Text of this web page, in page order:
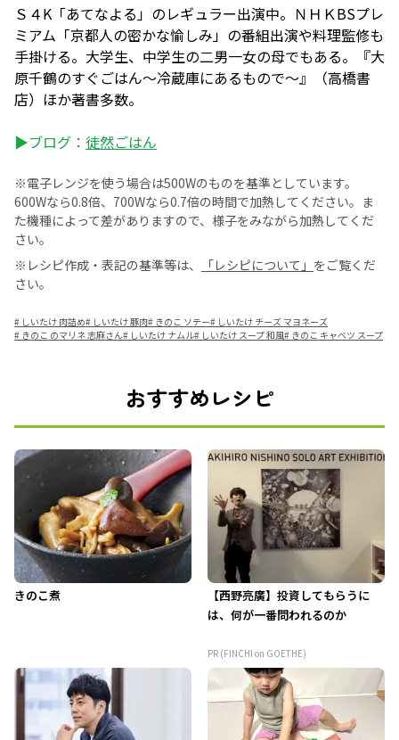
Ｓ４K「あてなよる」のレギュラー出演中。ＮＨＫBSプレ
ミアム「京都人の密かな愉しみ」の番組出演や料理監修も
手掛ける。大学生、中学生の二男一女の母でもある。『大
原千鶴のすぐごはん〜冷蔵庫にあるもので〜』（高橋書
店）ほか著書多数。
▶ブログ： 徒然ごはん
※電子レンジを使う場合は500Wのものを基準としています。
600Wなら0.8倍、700Wなら0.7倍の時間で加熱してください。ま
た機種によって差がありますので、様子をみながら加熱してくだ
さい。
※レシピ作成・表記の基準等は、
「レシピについて」 をご覧くだ
さい。
# しいたけ 肉詰め# しいたけ 豚肉# きのこ ソテー# しいたけ チーズ マヨネーズ
# きのこ のマリネ 志麻さん# しいたけ ナムル# しいたけ スープ 和風# きのこ キャベツ スープ
おすすめレシピ
きのこ煮
【西野亮廣】投資してもらうに
は、何が一番問われるのか
PR (FINCHI on GOETHE)